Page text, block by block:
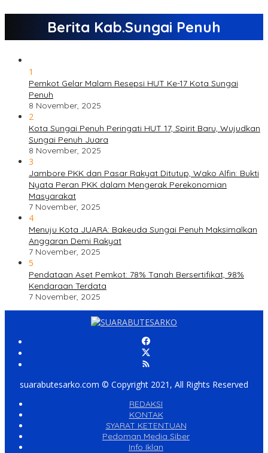
Berita Kab.Sungai Penuh
1
Pemkot Gelar Malam Resepsi HUT Ke-17 Kota Sungai
Penuh
8 November, 2025
2
Kota Sungai Penuh Peringati HUT 17, Spirit Baru, Wujudkan
Sungai Penuh Juara
8 November, 2025
3
Jambore PKK dan Pasar Rakyat Ditutup, Wako Alfin: Bukti
Nyata Peran PKK dalam Mengerak Perekonomian
Masyarakat
7 November, 2025
4
Menuju Kota JUARA: Bakeuda Sungai Penuh Maksimalkan
Anggaran Demi Rakyat
7 November, 2025
5
Pendataan Aset Pemkot: 78% Tanah Bersertifikat, 98%
Kendaraan Terdata
7 November, 2025
suarabutesarko.com © Copyright 2021, All Rights Reserved
REDAKSI
KONTAK
SYARAT KETENTUAN
Pedoman Media Siber
Info Iklan